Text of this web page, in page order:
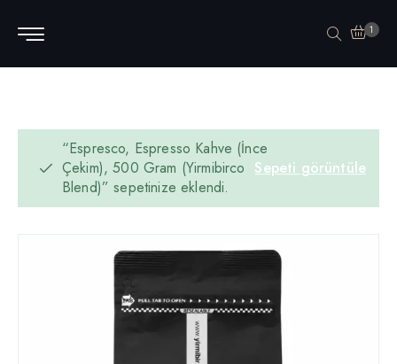
1
Sepeti görüntüle
“Espresco, Espresso Kahve (İnce
Çekim), 500 Gram (Yirmibirco
Blend)” sepetinize eklendi.